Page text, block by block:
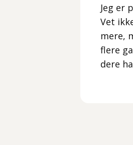
Jeg er
Vet
mere,
flere
dere